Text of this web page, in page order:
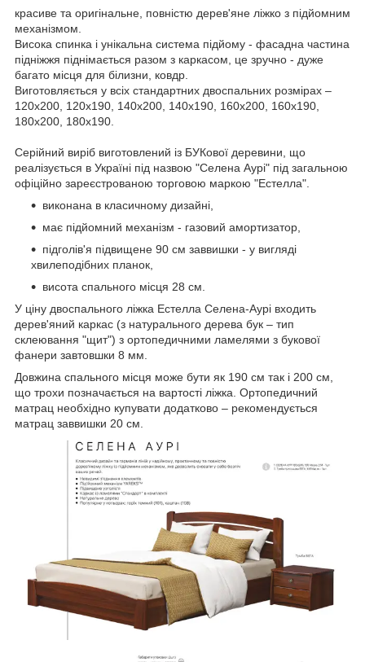
красиве та оригінальне, повністю дерев'яне ліжко з підйомним
механізмом.
Висока спинка і унікальна система підйому - фасадна частина
підніжжя піднімається разом з каркасом, це зручно - дуже
багато місця для білизни, ковдр.
Виготовляється у всіх стандартних двоспальних розмірах –
120х200, 120х190, 140х200, 140х190, 160х200, 160х190,
180х200, 180х190.
Серійний виріб виготовлений із БУКової деревини, що
реалізується в Україні під назвою "Селена Аурі" під загальною
офіційно зареєстрованою торговою маркою "Естелла".
виконана в класичному дизайні,
має підйомний механізм - газовий амортизатор,
підголів'я підвищене 90 см заввишки - у вигляді
хвилеподібних планок,
висота спального місця 28 см.
У ціну двоспального ліжка Естелла Селена-Аурі входить
дерев'яний каркас (з натурального дерева бук – тип
склеювання "щит") з ортопедичними ламелями з букової
фанери завтовшки 8 мм.
Довжина спального місця може бути як 190 см так і 200 см,
що трохи позначається на вартості ліжка. Ортопедичний
матрац необхідно купувати додатково – рекомендується
матрац заввишки 20 см.